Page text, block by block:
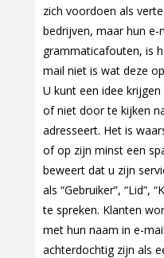
zich voordoen als
bedrijven, maar hun
grammaticafouten, is
mail niet is wat deze
U kunt een idee
of niet door te kijken
adresseert. Het is
of op zijn minst een
beweert dat u zijn
als “Gebruiker”, “Lid”,
te spreken. Klanten
met hun naam in e-
achterdochtig zijn als